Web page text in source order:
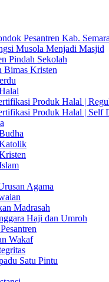
Pesantren Kab.
Musola Menjadi Masjid
Pindah Sekolah
Bimas Kristen
Produk Halal |
Produk Halal | Self
Agama
Madrasah
Haji dan Umroh
Wakaf
Satu Pintu